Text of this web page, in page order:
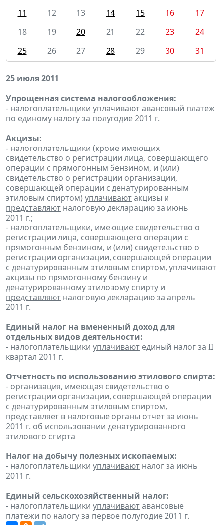
11
12 13 14 15 16
17
18
19 20 21 22 23
24
25
26 27 28 29 30 31
25 июля 2011
Упрощенная система налогообложения:
- налогоплательщики уплачиваютавансовый платеж
по единому налогу за полугодие 2011 г.
Акцизы:
- налогоплательщики (кроме имеющих
свидетельство о регистрации лица, совершающего
операции с прямогонным бензином, и (или)
свидетельство о регистрации организации,
совершающей операции с денатурированным
этиловым спиртом) уплачиваютакцизы и
представляют налоговую декларацию за июнь
2011 г.;
- налогоплательщики, имеющие свидетельство о
регистрации лица, совершающего операции с
прямогонным бензином, и (или) свидетельство о
регистрации организации, совершающей операции
с денатурированным этиловым спиртом, уплачивают
акцизы по прямогонному бензину и
денатурированному этиловому спирту и
представляют налоговую декларацию за апрель
2011 г.
Единый налог на вмененный доход для
отдельных видов деятельности:
- налогоплательщики уплачивают единый налог за II
квартал 2011 г.
Отчетность по использованию этилового спирта:
- организация, имеющая свидетельство о
регистрации организации, совершающей операции
с денатурированным этиловым спиртом,
представляет в налоговые органы отчет за июнь
2011 г. об использовании денатурированного
этилового спирта
Налог на добычу полезных ископаемых:
- налогоплательщики уплачивают налог за июнь
2011 г.
Единый сельскохозяйственный налог:
- налогоплательщики уплачиваютавансовые
платежи по налогу за первое полугодие 2011 г.